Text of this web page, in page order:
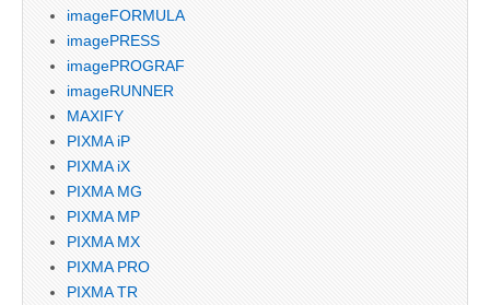
imageFORMULA
imagePRESS
imagePROGRAF
imageRUNNER
MAXIFY
PIXMA iP
PIXMA iX
PIXMA MG
PIXMA MP
PIXMA MX
PIXMA PRO
PIXMA TR